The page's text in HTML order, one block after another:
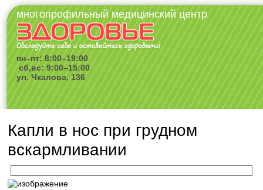
многопрофильный медицинский центр
пн–пт: 8:00–19:00
сб,вс: 9:00–15:00
ул. Чкалова, 136
Капли в нос при грудном
вскармливании